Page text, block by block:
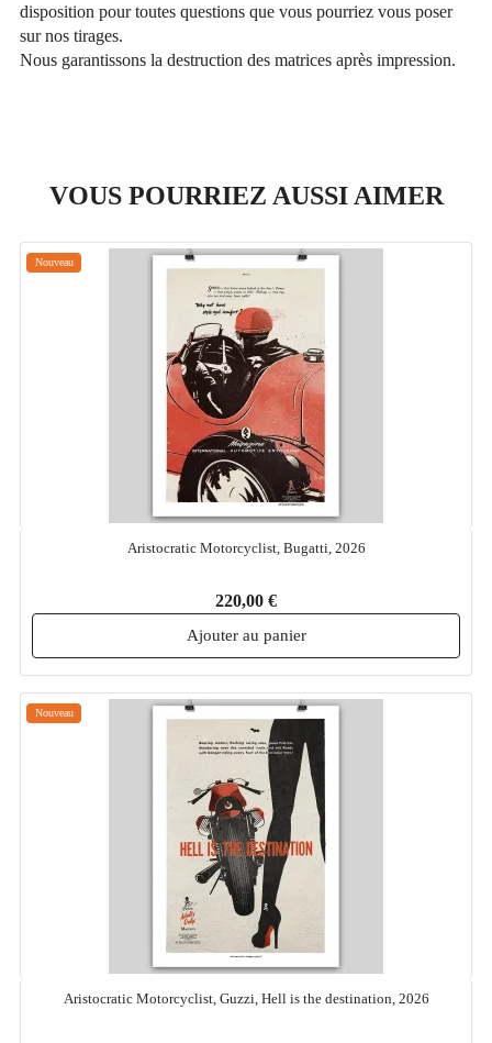
disposition pour toutes questions que vous pourriez vous poser
sur nos tirages.
Nous garantissons la destruction des matrices après impression.
VOUS POURRIEZ AUSSI AIMER
Nouveau
Aristocratic Motorcyclist, Bugatti, 2026
220,00 €
Ajouter au panier
Nouveau
Aristocratic Motorcyclist, Guzzi, Hell is the destination, 2026